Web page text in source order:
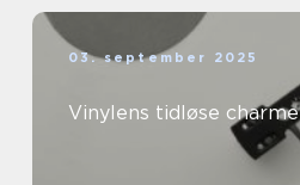
03. september 2025
Vinylens tidløse charme